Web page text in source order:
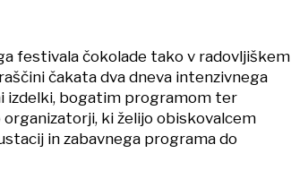
festivala čokolade tako v radovljiškem
čakata dva dneva intenzivnega
izdelki, bogatim programom ter
ki želijo obiskovalcem
in zabavnega programa do